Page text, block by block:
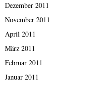
Dezember 2011
November 2011
April 2011
März 2011
Februar 2011
Januar 2011